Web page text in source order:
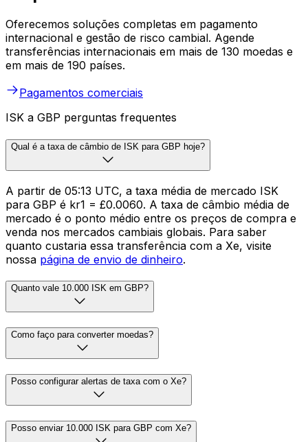
Oferecemos soluções completas em pagamento
internacional e gestão de risco cambial. Agende
transferências internacionais em mais de 130 moedas e
em mais de 190 países.
Pagamentos comerciais
ISK a GBP perguntas frequentes
Qual é a taxa de câmbio de ISK para GBP hoje?
A partir de 05:13 UTC, a taxa média de mercado ISK
para GBP é kr1 = £0.0060. A taxa de câmbio média de
mercado é o ponto médio entre os preços de compra e
venda nos mercados cambiais globais. Para saber
quanto custaria essa transferência com a Xe, visite
nossa página de envio de dinheiro.
Quanto vale 10.000 ISK em GBP?
Como faço para converter moedas?
Posso configurar alertas de taxa com o Xe?
Posso enviar 10.000 ISK para GBP com Xe?